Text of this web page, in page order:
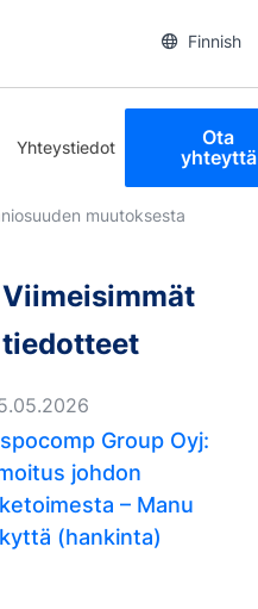
Finnish
Yhteystiedot Ota
yhteyttä
muutoksesta
Viimeisimmät
tiedotteet
Group Oyj:
johdon
– Manu
(hankinta)